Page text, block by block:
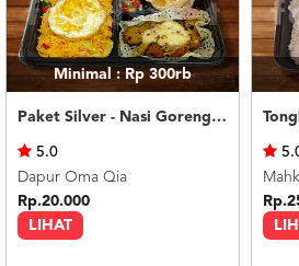
LOYALTY
PROGRAM
ABOUT
BLOG
TERMS
Minimal : Rp 300rb
Paket Silver - Nasi Goreng Nanas Geprek Mozza
LIHAT
5.0
Dapur Oma Qia
Rp.20.000